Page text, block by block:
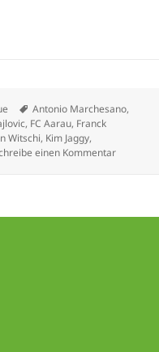
Schlagwörter
Antonio Marchesano,
, FC Aarau, Franck
Witschi, Kim Jaggy,
einen Kommentarzu Aarau